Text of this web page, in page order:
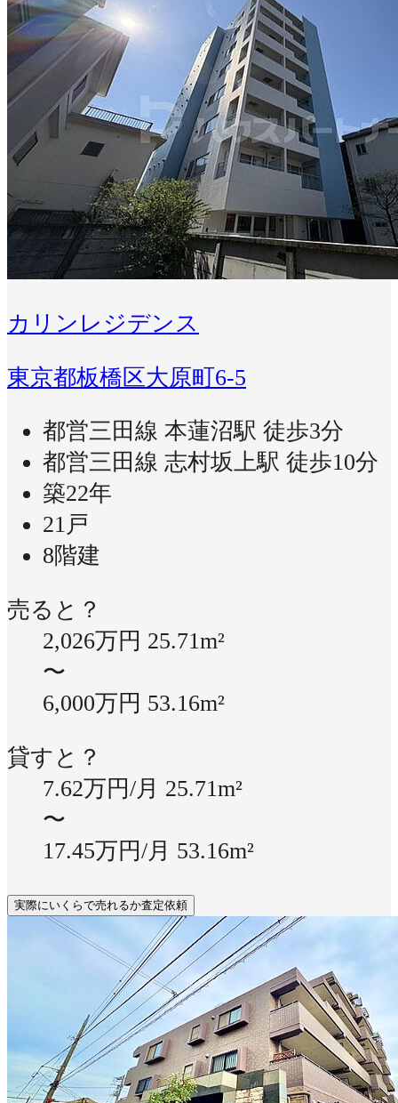
カリンレジデンス
東京都板橋区大原町6-5
都営三田線 本蓮沼駅 徒歩3分
都営三田線 志村坂上駅 徒歩10分
築22年
21戸
8階建
売ると？
2,026万円 25.71m²
〜
6,000万円 53.16m²
貸すと？
7.62万円/月 25.71m²
〜
17.45万円/月 53.16m²
実際にいくらで売れるか査定依頼